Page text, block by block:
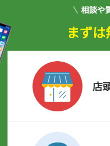
相談や
まず
店